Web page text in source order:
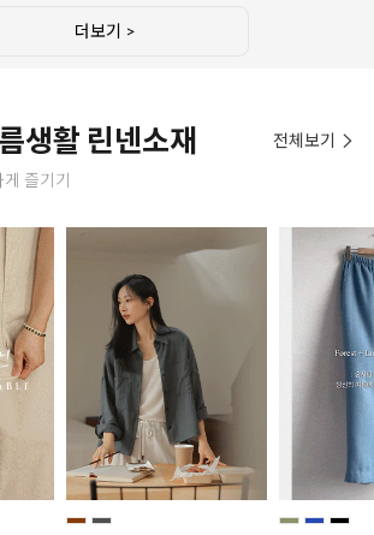
더보기 >
생활 린넨소재
즐기기
전체보기